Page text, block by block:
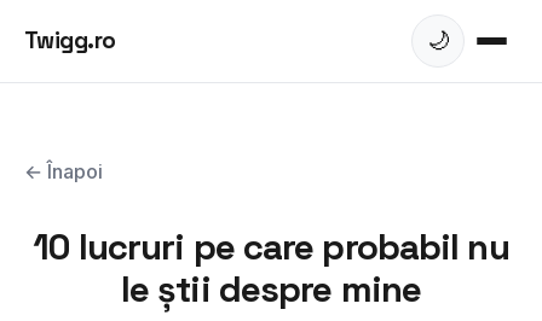
Twigg.ro 🌙
← Înapoi
10 lucruri pe care probabil nu
le știi despre mine